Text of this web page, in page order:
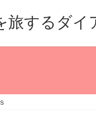
旅するダイ